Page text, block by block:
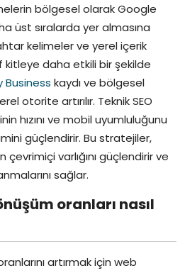
bölgesel olarak Google
üst sıralarda yer almasına
kelimeler ve yerel içerik
daha etkili bir şekilde
Business kaydı ve bölgesel
otorite artırılır. Teknik SEO
hızını ve mobil uyumluluğunu
güçlendirir. Bu stratejiler,
varlığını güçlendirir ve
sağlar.
oranları nasıl
artırmak için web